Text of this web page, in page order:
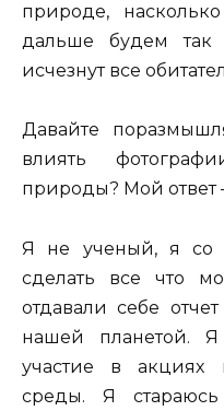
природе,
дальше будем так
исчезнут все
Давайте
влиять
природы? Мой ответ
Я не ученый, я со
сделать все что
отдавали себе
нашей планетой.
участие в акциях
среды. Я